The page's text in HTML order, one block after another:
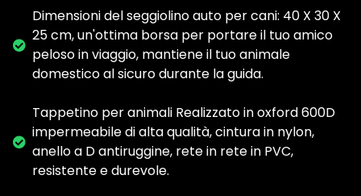
Dimensioni del seggiolino auto per cani: 40 X 30 X
25 cm, un'ottima borsa per portare il tuo amico
peloso in viaggio, mantiene il tuo animale
domestico al sicuro durante la guida.
Tappetino per animali Realizzato in oxford 600D
impermeabile di alta qualità, cintura in nylon,
anello a D antiruggine, rete in rete in PVC,
resistente e durevole.